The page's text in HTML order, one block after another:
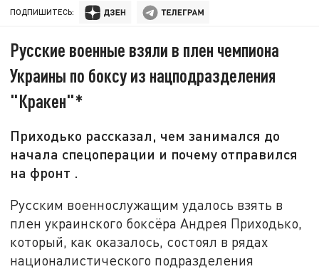
ПОДПИШИТЕСЬ:
Русские военные взяли в плен чемпиона
Украины по боксу из нацподразделения
"Кракен"*
Приходько рассказал, чем занимался до
начала спецоперации и почему отправился
на фронт .
Русским военнослужащим удалось взять в
плен украинского боксёра Андрея Приходько,
который, как оказалось, состоял в рядах
националистического подразделения